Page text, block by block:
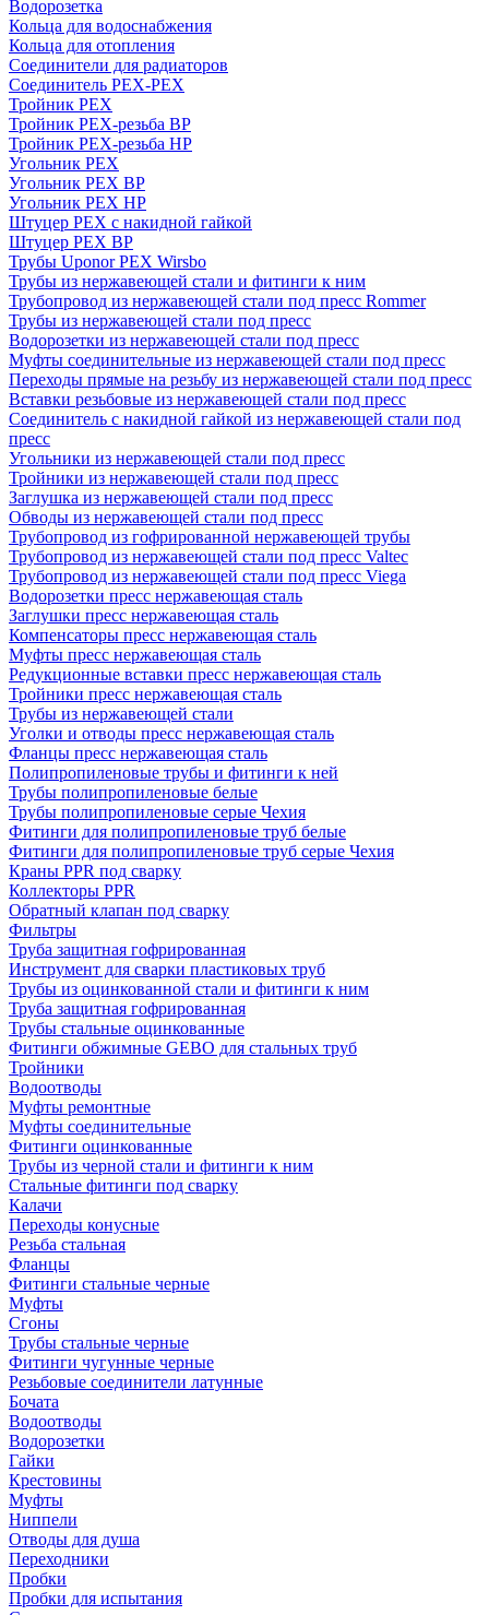
Водорозетка
Кольца для водоснабжения
Кольца для отопления
Соединители для радиаторов
Соединитель PEX-PEX
Тройник PEX
Тройник PEX-резьба ВР
Тройник PEX-резьба НР
Угольник PEX
Угольник PEX ВР
Угольник PEX НР
Штуцер PEX c накидной гайкой
Штуцер PEX ВР
Трубы Uponor PEX Wirsbo
Трубы из нержавеющей стали и фитинги к ним
Трубопровод из нержавеющей стали под пресс Rommer
Трубы из нержавеющей стали под пресс
Водорозетки из нержавеющей стали под пресс
Муфты соединительные из нержавеющей стали под пресс
Переходы прямые на резьбу из нержавеющей стали под пресс
Вставки резьбовые из нержавеющей стали под пресс
Соединитель с накидной гайкой из нержавеющей стали под
пресс
Угольники из нержавеющей стали под пресс
Тройники из нержавеющей стали под пресс
Заглушка из нержавеющей стали под пресс
Обводы из нержавеющей стали под пресс
Трубопровод из гофрированной нержавеющей трубы
Трубопровод из нержавеющей стали под пресс Valtec
Трубопровод из нержавеющей стали под пресс Viega
Водорозетки пресс нержавеющая сталь
Заглушки пресс нержавеющая сталь
Компенсаторы пресс нержавеющая сталь
Муфты пресс нержавеющая сталь
Редукционные вставки пресс нержавеющая сталь
Тройники пресс нержавеющая сталь
Трубы из нержавеющей стали
Уголки и отводы пресс нержавеющая сталь
Фланцы пресс нержавеющая сталь
Полипропиленовые трубы и фитинги к ней
Трубы полипропиленовые белые
Трубы полипропиленовые серые Чехия
Фитинги для полипропиленовые труб белые
Фитинги для полипропиленовые труб серые Чехия
Краны PPR под сварку
Коллекторы PPR
Обратный клапан под сварку
Фильтры
Труба защитная гофрированная
Инструмент для сварки пластиковых труб
Трубы из оцинкованной стали и фитинги к ним
Труба защитная гофрированная
Трубы стальные оцинкованные
Фитинги обжимные GEBO для стальных труб
Тройники
Водоотводы
Муфты ремонтные
Муфты соединительные
Фитинги оцинкованные
Трубы из черной стали и фитинги к ним
Стальные фитинги под сварку
Калачи
Переходы конусные
Резьба стальная
Фланцы
Фитинги стальные черные
Муфты
Сгоны
Трубы стальные черные
Фитинги чугунные черные
Резьбовые соединители латунные
Бочата
Водоотводы
Водорозетки
Гайки
Крестовины
Муфты
Ниппели
Отводы для душа
Переходники
Пробки
Пробки для испытания